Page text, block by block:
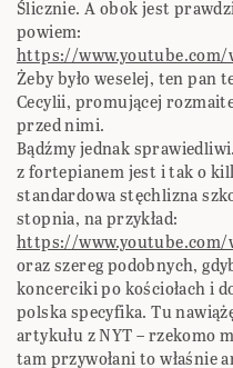
Ślicznie. A obok jest
powiem:
https://www.youtube.com/
Żeby było weselej, ten pan
Cecylii, promującej
przed nimi.
Bądźmy jednak
z fortepianem jest i tak o
standardowa stęchlizna
stopnia, na przykład:
https://www.youtube.com/
oraz szereg podobnych,
koncerciki po kościołach i
polska specyfika. Tu
artykułu z NYT – rzekomo
tam przywołani to właśnie